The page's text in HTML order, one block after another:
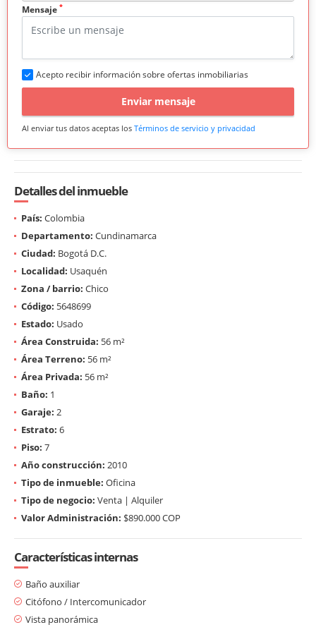
Mensaje *
Acepto recibir información sobre ofertas inmobiliarias
Enviar mensaje
Al enviar tus datos aceptas los Términos de servicio y privacidad
Detalles del inmueble
País: Colombia
Departamento: Cundinamarca
Ciudad: Bogotá D.C.
Localidad: Usaquén
Zona / barrio: Chico
Código: 5648699
Estado: Usado
Área Construida: 56 m²
Área Terreno: 56 m²
Área Privada: 56 m²
Baño: 1
Garaje: 2
Estrato: 6
Piso: 7
Año construcción: 2010
Tipo de inmueble: Oficina
Tipo de negocio: Venta | Alquiler
Valor Administración: $890.000 COP
Características internas
Baño auxiliar
Citófono / Intercomunicador
Vista panorámica